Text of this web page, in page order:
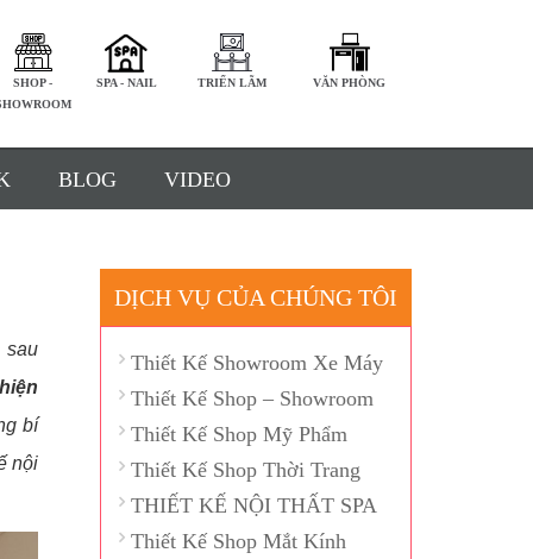
SHOP -
SPA - NAIL TRIỂN LÃM VĂN PHÒNG
BLOG VIDEO
sau
hiện
bí
nội
DỊCH VỤ CỦA CHÚNG TÔI
Thiết Kế Showroom Xe Máy
Thiết Kế Shop – Showroom
Thiết Kế Shop Mỹ Phẩm
Thiết Kế Shop Thời Trang
THIẾT KẾ NỘI THẤT SPA
Thiết Kế Shop Mắt Kính